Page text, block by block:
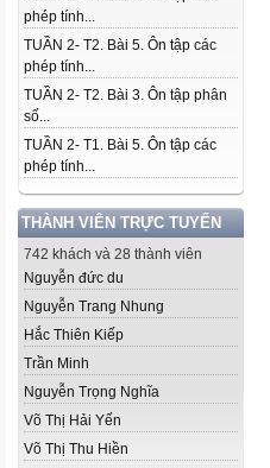
phép tính...
TUẦN 2- T2. Bài 5. Ôn tập các
phép tính...
TUẦN 2- T2. Bài 3. Ôn tập phân
số...
TUẦN 2- T1. Bài 5. Ôn tập các
phép tính...
THÀNH VIÊN TRỰC TUYẾN
742 khách và 28 thành viên
Nguyễn đức du
Nguyễn Trang Nhung
Hắc Thiên Kiếp
Trần Minh
Nguyễn Trọng Nghĩa
Võ Thị Hải Yến
Võ Thị Thu Hiền